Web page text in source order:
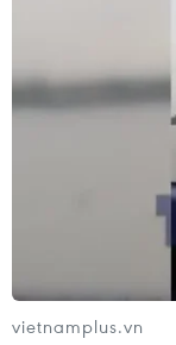
vietnamplus.vn